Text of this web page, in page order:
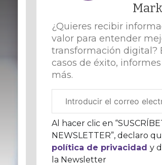
¿Quieres recibir
valor para entender
transformación digital?
casos de éxito,
más.
electrónico
corporativo
Al hacer clic en
NEWSLETTER”, declaro
política de privacidad y
la Newsletter